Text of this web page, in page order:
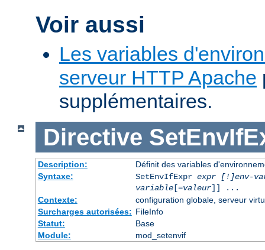
Voir aussi
Les variables
serveur HTTP Apache
supplémentaires.
Directive
Description:
Définit des variables
Syntaxe:
SetEnvIfExpr expr [!]env-
variable[=valeur]] ...
Contexte:
configuration globale, serveur
Surcharges autorisées: FileInfo
Statut:
Base
Module:
mod_setenvif